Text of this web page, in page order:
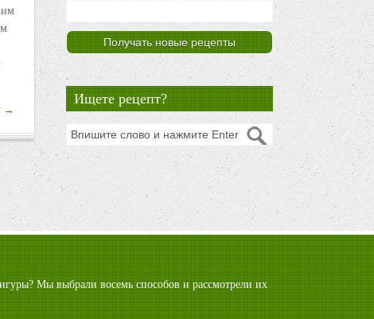
→
Ищете рецепт?
Мы выбрали восемь способов и рассмотрели их